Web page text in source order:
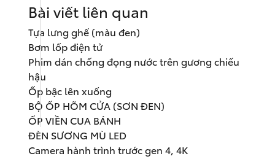
Bài viết liên quan
Tựa lưng ghế (màu đen)
Bơm lốp điện tử
Phim dán chống đọng nước trên gương chiếu
hậu
Ốp bậc lên xuống
BỘ ỐP HÕM CỬA (SƠN ĐEN)
ỐP VIỀN CUA BÁNH
ĐÈN SƯƠNG MÙ LED
Camera hành trình trước gen 4, 4K